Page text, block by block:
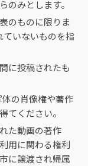
のみとします。
のものに限りま
ていないものを指
に投稿されたも
の肖像権や著作
てください。
た動画の著作
用に関わる権利
に譲渡され帰属